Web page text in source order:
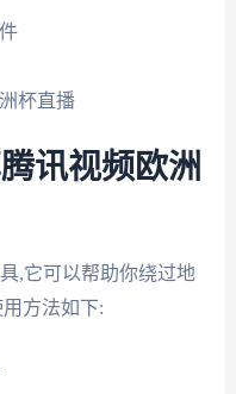
杯直播
讯视频欧洲
,它可以帮助你绕过地
方法如下: